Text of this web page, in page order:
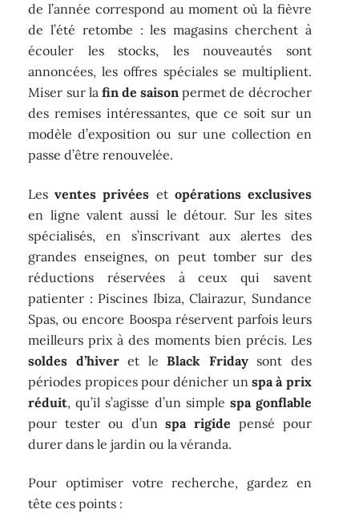
de l’année correspond au moment où la fièvre
de l’été retombe : les magasins cherchent à
écouler les stocks, les nouveautés sont
annoncées, les offres spéciales se multiplient.
Miser sur la fin de saison permet de décrocher
des remises intéressantes, que ce soit sur un
modèle d’exposition ou sur une collection en
passe d’être renouvelée.
Lesventes privées et opérations exclusives
en ligne valent aussi le détour. Sur les sites
spécialisés, en s’inscrivant aux alertes des
grandes enseignes, on peut tomber sur des
réductions réservées à ceux qui savent
patienter : Piscines Ibiza, Clairazur, Sundance
Spas, ou encore Boospa réservent parfois leurs
meilleurs prix à des moments bien précis. Les
soldes d’hiveret leBlack Fridaysont des
périodes propices pour dénicher un spa à prix
réduit, qu’il s’agisse d’un simple spa gonflable
pour tester ou d’unspa rigide pensé pour
durer dans le jardin ou la véranda.
Pour optimiser votre recherche, gardez en
tête ces points :